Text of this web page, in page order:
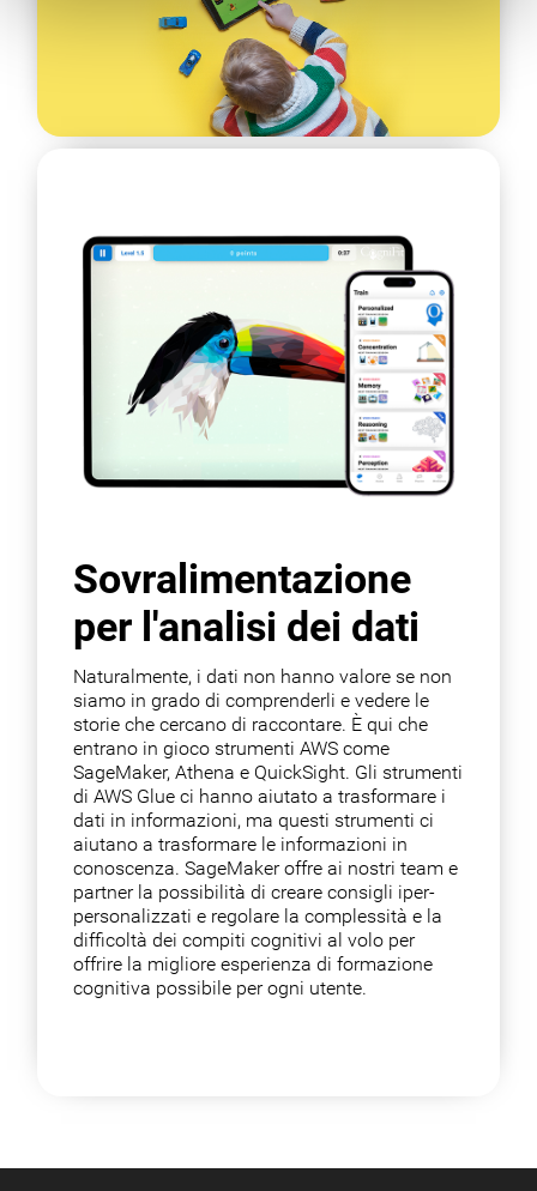
Sovralimentazione
per l'analisi dei dati
Naturalmente, i dati non hanno valore se non
siamo in grado di comprenderli e vedere le
storie che cercano di raccontare. È qui che
entrano in gioco strumenti AWS come
SageMaker, Athena e QuickSight. Gli strumenti
di AWS Glue ci hanno aiutato a trasformare i
dati in informazioni, ma questi strumenti ci
aiutano a trasformare le informazioni in
conoscenza. SageMaker offre ai nostri team e
partner la possibilità di creare consigli iper-
personalizzati e regolare la complessità e la
difficoltà dei compiti cognitivi al volo per
offrire la migliore esperienza di formazione
cognitiva possibile per ogni utente.